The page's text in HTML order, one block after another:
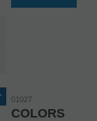
01027
COLORS